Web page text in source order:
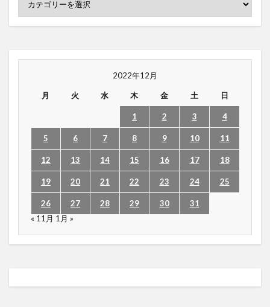
2022年12月
月 火 水 木 金 土 日
1 2 3 4
5 6 7 8 9 10 11
12 13 14 15 16 17 18
19 20 21 22 23 24 25
26 27 28 29 30
31
« 11月 1月 »